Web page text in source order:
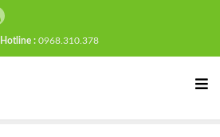
Hotline : 0968.310.378